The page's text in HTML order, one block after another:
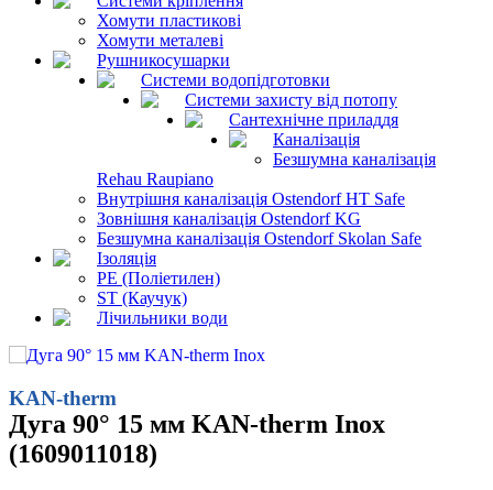
Хомути пластикові
Хомути металеві
Рушникосушарки
Системи водопідготовки
Системи захисту від потопу
Сантехнічне приладдя
Каналізація
Безшумна каналізація
Rehau Raupiano
Внутрішня каналізація Ostendorf HT Safe
Зовнішня каналізація Ostendorf KG
Безшумна каналізація Ostendorf Skolan Safe
Ізоляція
PE (Поліетилен)
ST (Каучук)
Лічильники води
KAN-therm
Дуга 90° 15 мм KAN-therm Inox
(1609011018)